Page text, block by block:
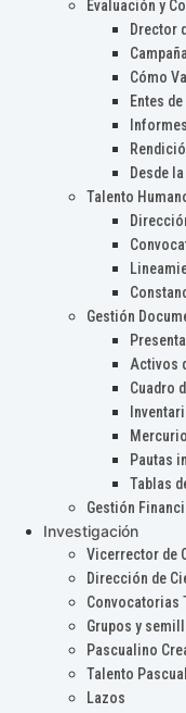
Evaluación y
Drector
Cómo
Entes
Desde
Talento
Gestión
Activos
Cuadro
Mercurio
Pautas
Tablas
Gestión
Investigación
Vicerrector de
Dirección de
Convocatorias
Grupos y
Pascualino
Talento
Lazos